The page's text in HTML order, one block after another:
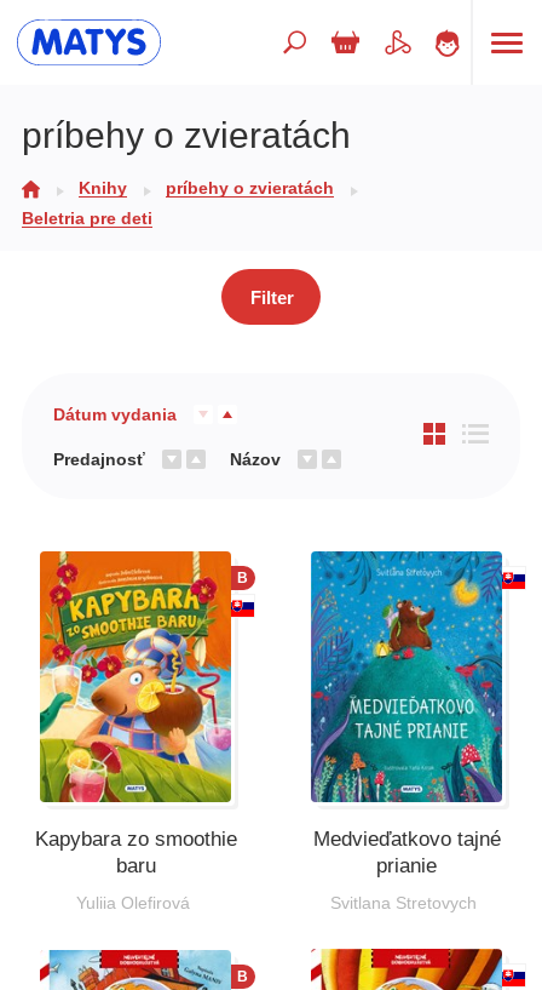
Beletria pre deti
Predškoláci
Výchova a pedagogika
Všetky kategórie
príbehy o zvieratách
Knihy
príbehy o zvieratách
Beletria pre deti
Filter
Dátum vydania
Predajnosť Názov
B
Kapybara zo smoothie
baru
Yuliia Olefirová
Medvieďatkovo tajné
prianie
Svitlana Stretovych
B